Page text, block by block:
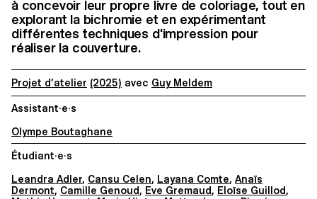
à concevoir leur propre livre de coloriage, tout en
explorant la bichromie et en expérimentant
différentes techniques d'impression pour
réaliser la couverture.
Projet d’atelier (2025) avec Guy Meldem
Assistant·e·s
Olympe Boutaghane
Étudiant·e·s
Leandra Adler, Cansu Celen, Layana Comte, Anaïs
Dermont, Camille Genoud, Eve Gremaud, Eloïse Guillod,